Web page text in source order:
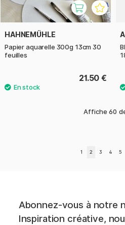
HAHNEMÜHLE
Papier aquarelle 300g 13cm 30
feuilles
21.50 €
Affiche 60
1 2 3 4 5
Abonnez-vous à notre
Inspiration créative,